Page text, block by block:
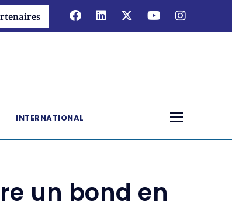
INTERNATIONAL
un bond en